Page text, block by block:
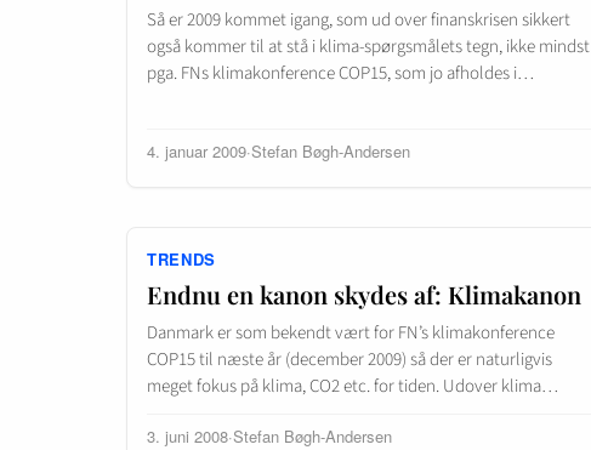
Så er 2009 kommet igang, som ud over finanskrisen sikkert
også kommer til at stå i klima-spørgsmålets tegn, ikke mindst
pga. FNs klimakonference COP15, som jo afholdes i…
4. januar 2009·Stefan Bøgh-Andersen
TRENDS
Endnu en kanon skydes af: Klimakanon
Danmark er som bekendt vært for FN’s klimakonference
COP15 til næste år (december 2009) så der er naturligvis
meget fokus på klima, CO2 etc. for tiden. Udover klima…
3. juni 2008·Stefan Bøgh-Andersen